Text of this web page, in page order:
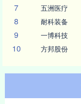
7 五洲医疗
8 耐科装备
9 一博科技
10 方邦股份